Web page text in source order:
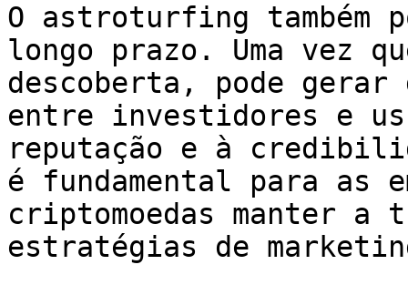
O astroturfing também
longo prazo. Uma vez
descoberta, pode
entre investidores e
reputação e à
é fundamental para as
criptomoedas manter a
estratégias de